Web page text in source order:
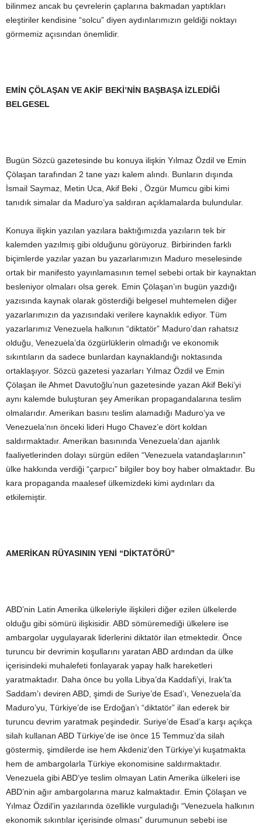
bilinmez ancak bu çevrelerin çaplarına bakmadan yaptıkları
eleştiriler kendisine “solcu” diyen aydınlarımızın geldiği noktayı
görmemiz açısından önemlidir.
EMİN ÇÖLAŞAN VE AKİF BEKİ’NİN BAŞBAŞA İZLEDİĞİ
BELGESEL
Bugün Sözcü gazetesinde bu konuya ilişkin Yılmaz Özdil ve Emin
Çölaşan tarafından 2 tane yazı kalem alındı. Bunların dışında
İsmail Saymaz, Metin Uca, Akif Beki , Özgür Mumcu gibi kimi
tanıdık simalar da Maduro’ya saldıran açıklamalarda bulundular.
Konuya ilişkin yazılan yazılara baktığımızda yazıların tek bir
kalemden yazılmış gibi olduğunu görüyoruz. Birbirinden farklı
biçimlerde yazılar yazan bu yazarlarımızın Maduro meselesinde
ortak bir manifesto yayınlamasının temel sebebi ortak bir kaynaktan
besleniyor olmaları olsa gerek. Emin Çölaşan’ın bugün yazdığı
yazısında kaynak olarak gösterdiği belgesel muhtemelen diğer
yazarlarımızın da yazısındaki verilere kaynaklık ediyor. Tüm
yazarlarımız Venezuela halkının “diktatör” Maduro’dan rahatsız
olduğu, Venezuela’da özgürlüklerin olmadığı ve ekonomik
sıkıntıların da sadece bunlardan kaynaklandığı noktasında
ortaklaşıyor. Sözcü gazetesi yazarları Yılmaz Özdil ve Emin
Çölaşan ile Ahmet Davutoğlu’nun gazetesinde yazan Akif Beki’yi
aynı kalemde buluşturan şey Amerikan propagandalarına teslim
olmalarıdır. Amerikan basını teslim alamadığı Maduro’ya ve
Venezuela’nın önceki lideri Hugo Chavez’e dört koldan
saldırmaktadır. Amerikan basınında Venezuela’dan ajanlık
faaliyetlerinden dolayı sürgün edilen “Venezuela vatandaşlarının”
ülke hakkında verdiği “çarpıcı” bilgiler boy boy haber olmaktadır. Bu
kara propaganda maalesef ülkemizdeki kimi aydınları da
etkilemiştir.
AMERİKAN RÜYASININ YENİ “DİKTATÖRÜ”
ABD’nin Latin Amerika ülkeleriyle ilişkileri diğer ezilen ülkelerde
olduğu gibi sömürü ilişkisidir. ABD sömüremediği ülkelere ise
ambargolar uygulayarak liderlerini diktatör ilan etmektedir. Önce
turuncu bir devrimin koşullarını yaratan ABD ardından da ülke
içerisindeki muhalefeti fonlayarak yapay halk hareketleri
yaratmaktadır. Daha önce bu yolla Libya’da Kaddafi’yi, Irak’ta
Saddam’ı deviren ABD, şimdi de Suriye’de Esad’ı, Venezuela’da
Maduro’yu, Türkiye’de ise Erdoğan’ı “diktatör” ilan ederek bir
turuncu devrim yaratmak peşindedir. Suriye’de Esad’a karşı açıkça
silah kullanan ABD Türkiye’de ise önce 15 Temmuz’da silah
göstermiş, şimdilerde ise hem Akdeniz’den Türkiye’yi kuşatmakta
hem de ambargolarla Türkiye ekonomisine saldırmaktadır.
Venezuela gibi ABD’ye teslim olmayan Latin Amerika ülkeleri ise
ABD’nin ağır ambargolarına maruz kalmaktadır. Emin Çölaşan ve
Yılmaz Özdil’in yazılarında özellikle vurguladığı “Venezuela halkının
ekonomik sıkıntılar içerisinde olması” durumunun sebebi ise